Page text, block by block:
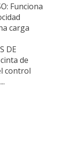
Funciona
carga
DE
de
control